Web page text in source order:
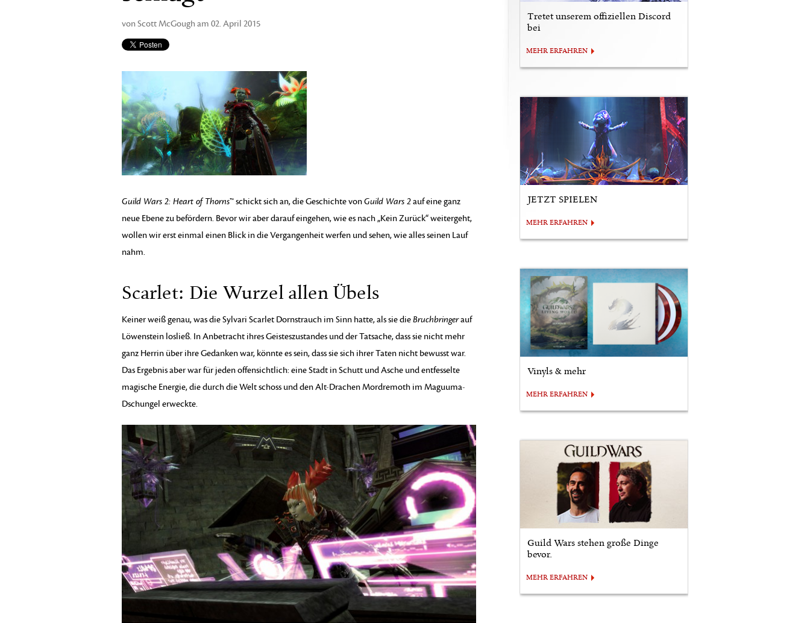
von Scott McGough am 02. April 2015
Guild Wars 2: Heart of Thorns™ schickt sich an, die Geschichte vonGuild Wars 2auf eine ganz
neue Ebene zu befördern. Bevor wir aber darauf eingehen, wie es nach „Kein Zurück“ weitergeht,
wollen wir erst einmal einen Blick in die Vergangenheit werfen und sehen, wie alles seinen Lauf
nahm.
Scarlet: Die Wurzel allen Übels
Keiner weiß genau, was die Sylvari Scarlet Dornstrauch im Sinn hatte, als sie dieBruchbringerauf
Löwenstein losließ. In Anbetracht ihres Geisteszustandes und der Tatsache, dass sie nicht mehr
ganz Herrin über ihre Gedanken war, könnte es sein, dass sie sich ihrer Taten nicht bewusst war.
Das Ergebnis aber war für jeden offensichtlich: eine Stadt in Schutt und Asche und entfesselte
magische Energie, die durch die Welt schoss und den Alt-Drachen Mordremoth im Maguuma-
Dschungel erweckte.
Tretet unserem offiziellen Discord
bei
MEHR ERFAHREN
JETZT SPIELEN
MEHR ERFAHREN
Vinyls & mehr
MEHR ERFAHREN
Guild Wars stehen große Dinge
bevor.
MEHR ERFAHREN